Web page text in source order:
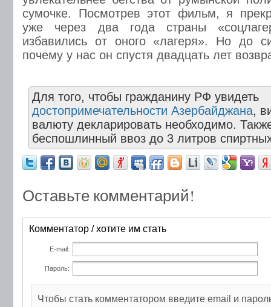
сумочке. Посмотрев этот фильм, я
уже через два года страны
избавились от оного «лагеря». Но до
почему у нас он спустя двадцать лет
Для того, чтобы гражданину РФ увидеть
достопримечательности Азербайджана,
валюту декларировать необходимо.
беспошлинный ввоз до 3 литров
Оставьте комментарий!
Комментатор / хотите им стать
E-mail:
Пароль:
Чтобы стать комментатором введите email и